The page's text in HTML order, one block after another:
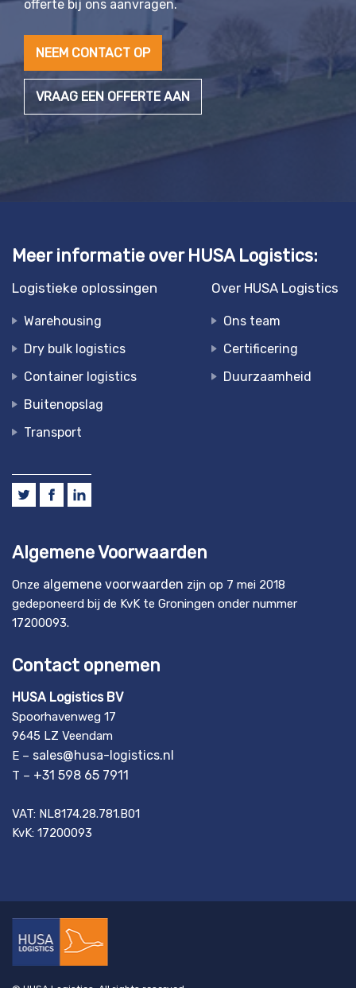
offerte bij ons aanvragen.
NEEM CONTACT OP
VRAAG EEN OFFERTE AAN
Meer informatie over HUSA Logistics:
Logistieke oplossingen
Warehousing
Dry bulk logistics
Container logistics
Buitenopslag
Transport
Over HUSA Logistics
Ons team
Certificering
Duurzaamheid
Algemene Voorwaarden
Onze algemene voorwaarden zijn op 7 mei 2018
gedeponeerd bij de KvK te Groningen onder nummer
17200093.
Contact opnemen
HUSA Logistics BV
Spoorhavenweg 17
9645 LZ Veendam
E – sales@husa-logistics.nl
T – +31 598 65 7911
VAT: NL8174.28.781.B01
KvK: 17200093